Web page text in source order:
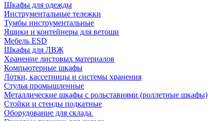
Шкафы для одежды
Инструментальные тележки
Тумбы инструментальные
Ящики и контейнеры для ветоши
Мебель ESD
Шкафы для ЛВЖ
Хранение листовых материалов
Компьютерные шкафы
Лотки, кассетницы и системы хранения
Стулья промышленные
Металлические шкафы с рольставнями (роллетные шкафы)
Стойки и стенды подкатные
Оборудование для склада